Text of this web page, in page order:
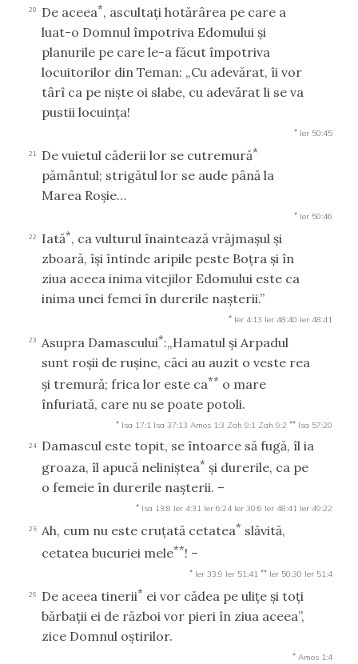
20 De aceea*, ascultaţi hotărârea pe care a
luat-o Domnul împotriva Edomului şi
planurile pe care le-a făcut împotriva
locuitorilor din Teman: „Cu adevărat, îi vor
târî ca pe nişte oi slabe, cu adevărat li se va
pustii locuinţa!
* Ier 50:45
21 De vuietul căderii lor se cutremură*
pământul; strigătul lor se aude până la
Marea Roşie…
* Ier 50:46
22 Iată*, ca vulturul înaintează vrăjmaşul şi
zboară, îşi întinde aripile peste Boţra şi în
ziua aceea inima vitejilor Edomului este ca
inima unei femei în durerile naşterii.”
* Ier 4:13 Ier 48:40 Ier 48:41
23 Asupra Damascului*:„Hamatul şi Arpadul
sunt roşii de ruşine, căci au auzit o veste rea
şi tremură; frica lor este ca** o mare
înfuriată, care nu se poate potoli.
* Isa 17:1 Isa 37:13 Amos 1:3 Zah 9:1 Zah 9:2 ** Isa 57:20
24
Damascul este topit, se întoarce să fugă, îl ia
groaza, îl apucă neliniştea* şi durerile, ca pe
o femeie în durerile naşterii. –
* Isa 13:8 Ier 4:31 Ier 6:24 Ier 30:6 Ier 48:41 Ier 49:22
25 Ah, cum nu este cruţată cetatea* slăvită,
cetatea bucuriei mele**! –
* Ier 33:9 Ier 51:41 ** Ier 50:30 Ier 51:4
26 De aceea tinerii* ei vor cădea pe uliţe şi toţi
bărbaţii ei de război vor pieri în ziua aceea”,
zice Domnul oştirilor.
* Amos 1:4